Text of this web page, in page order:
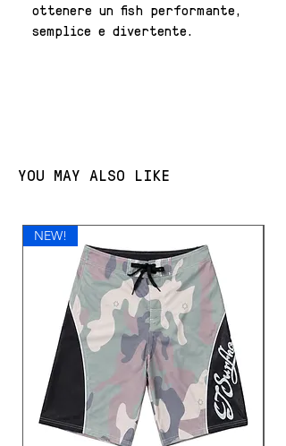
ottenere un fish performante,
semplice e divertente.
YOU MAY ALSO LIKE
NEW!